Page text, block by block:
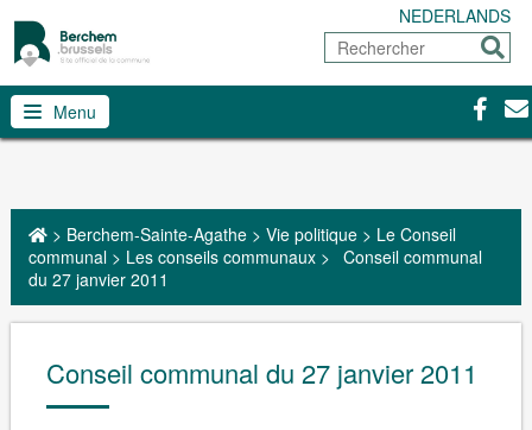
NEDERLANDS
Rechercher
Menu
> Berchem-Sainte-Agathe> Vie politique> Le Conseil
communal> Les conseils communaux> Conseil communal
du 27 janvier 2011
Conseil communal du 27 janvier 2011